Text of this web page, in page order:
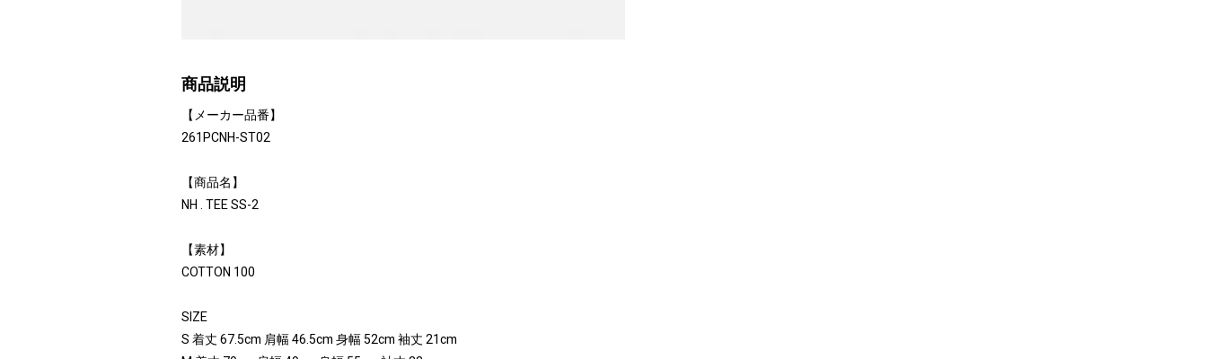
商品説明
【メーカー品番】
261PCNH-ST02
【商品名】
NH . TEE SS-2
【素材】
COTTON 100
SIZE
S 着丈 67.5cm 肩幅 46.5cm 身幅 52cm 袖丈 21cm